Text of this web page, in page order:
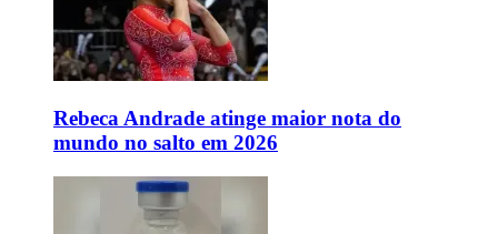
Rebeca Andrade atinge maior nota do
mundo no salto em 2026